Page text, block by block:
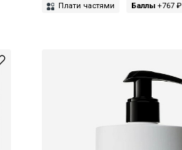
Плати частями Баллы +767 ₽